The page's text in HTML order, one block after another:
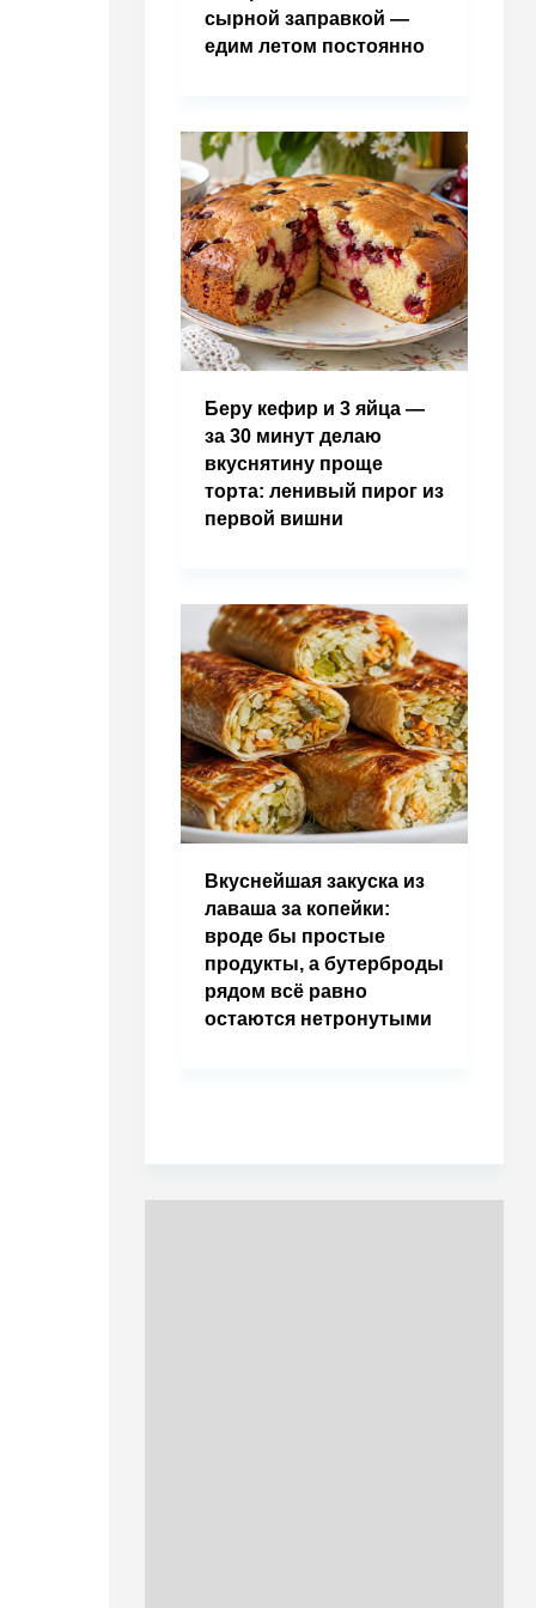
сырной заправкой —
едим летом постоянно
Беру кефир и 3 яйца —
за 30 минут делаю
вкуснятину проще
торта: ленивый пирог из
первой вишни
Вкуснейшая закуска из
лаваша за копейки:
вроде бы простые
продукты, а бутерброды
рядом всё равно
остаются нетронутыми